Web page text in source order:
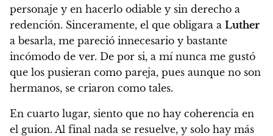
personaje y en hacerlo odiable y sin derecho a
redención. Sinceramente, el que obligara a Luther
a besarla, me pareció innecesario y bastante
incómodo de ver. De por si, a mí nunca me gustó
que los pusieran como pareja, pues aunque no son
hermanos, se criaron como tales.
En cuarto lugar, siento que no hay coherencia en
el guion. Al final nada se resuelve, y solo hay más